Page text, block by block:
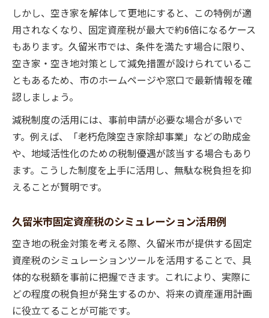
しかし、空き家を解体して更地にすると、この特例が適
用されなくなり、固定資産税が最大で約6倍になるケース
もあります。久留米市では、条件を満たす場合に限り、
空き家・空き地対策として減免措置が設けられているこ
ともあるため、市のホームページや窓口で最新情報を確
認しましょう。
減税制度の活用には、事前申請が必要な場合が多いで
す。例えば、「老朽危険空き家除却事業」などの助成金
や、地域活性化のための税制優遇が該当する場合もあり
ます。こうした制度を上手に活用し、無駄な税負担を抑
えることが賢明です。
久留米市固定資産税のシミュレーション活用例
空き地の税金対策を考える際、久留米市が提供する固定
資産税のシミュレーションツールを活用することで、具
体的な税額を事前に把握できます。これにより、実際に
どの程度の税負担が発生するのか、将来の資産運用計画
に役立てることが可能です。